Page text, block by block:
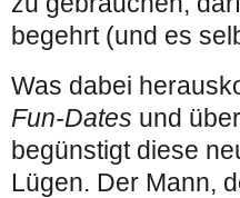
begehrt (und es
Was dabei
Fun-Dates und
begünstigt diese
Lügen. Der Mann,